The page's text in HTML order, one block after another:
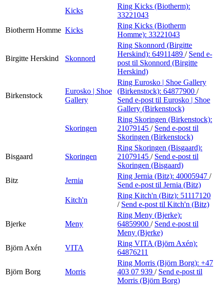
Kicks
Ring Kicks (Biotherm):
33221043
Biotherm Homme Kicks
Ring Kicks (Biotherm
Homme): 33221043
Birgitte Herskind Skonnord
Ring Skonnord (Birgitte
Herskind): 64911489 / Send e-
post til Skonnord (Birgitte
Herskind)
Birkenstock
Eurosko | Shoe
Gallery
Ring Eurosko | Shoe Gallery
(Birkenstock): 64877900 /
Send e-post til Eurosko | Shoe
Gallery (Birkenstock)
Skoringen
Ring Skoringen (Birkenstock):
21079145 / Send e-post til
Skoringen (Birkenstock)
Bisgaard Skoringen
Ring Skoringen (Bisgaard):
21079145 / Send e-post til
Skoringen (Bisgaard)
Bitz
Jernia
Ring Jernia (Bitz): 40005947 /
Send e-post til Jernia (Bitz)
Kitch'n
Ring Kitch'n (Bitz): 51117120
/ Send e-post til Kitch'n (Bitz)
Bjerke Meny
Ring Meny (Bjerke):
64859900 / Send e-post til
Meny (Bjerke)
Björn Axén
VITA
Ring VITA (Björn Axén):
64876211
Björn Borg Morris
Ring Morris (Björn Borg): +47
403 07 939 / Send e-post til
Morris (Björn Borg)